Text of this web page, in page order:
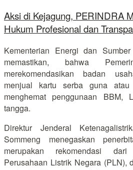
Aksi di Kejagung, PERINDRA
Hukum Profesional dan
Kementerian Energi dan
memastikan, bahwa
merekomendasikan badan
menjual kartu serba guna
menghemat penggunaan BBM,
tangga.
Direktur Jenderal
Sommeng menegaskan
merupakan rekomendasi
Perusahaan Listrik Negara (PLN),